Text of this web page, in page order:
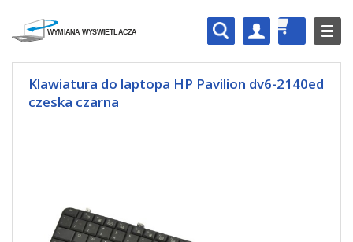
Klawiatura do laptopa HP Pavilion dv6-2140ed
czeska czarna